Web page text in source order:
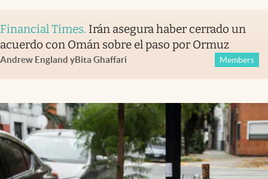
Financial Times. Irán asegura haber cerrado un
acuerdo con Omán sobre el paso por Ormuz
Andrew England yBita Ghaffari Members